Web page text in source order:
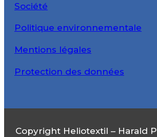
Société
Politique environnementale
Mentions légales
Protection des données
Copyright Heliotextil – Harald